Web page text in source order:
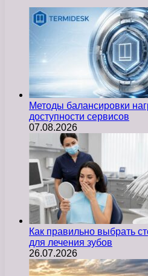
Методы балансировки
доступности сервисов
07.08.2026
Как правильно выбрать
для лечения зубов
26.07.2026